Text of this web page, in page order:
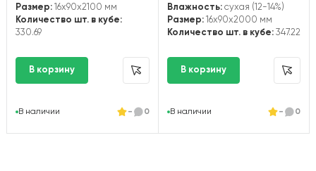
Размер: 16x90x2100 мм
Количество шт. в кубе:
330.69
В наличии - 0
Влажность:сухая (12-14%)
Размер:16x90x2000 мм
Количество шт. в кубе:347.22
В наличии - 0